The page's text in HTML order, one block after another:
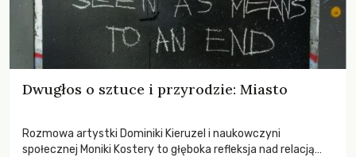
Dwugłos o sztuce i przyrodzie: Miasto
Rozmowa artystki Dominiki Kieruzel i naukowczyni
społecznej Moniki Kostery to głęboka refleksja nad relacją